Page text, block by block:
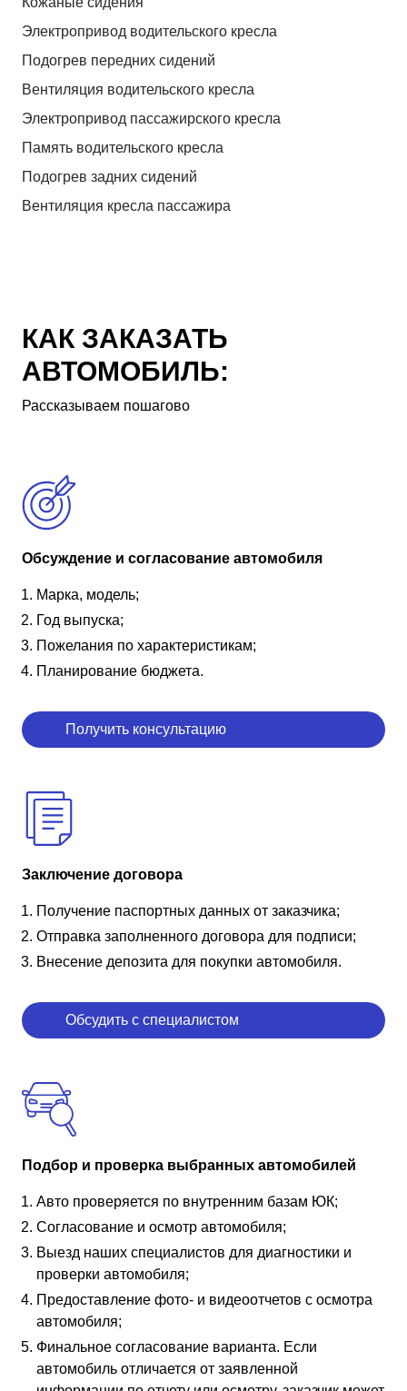
Электропривод водительского кресла
Подогрев передних сидений
Вентиляция водительского кресла
Электропривод пассажирского кресла
Память водительского кресла
Подогрев задних сидений
Вентиляция кресла пассажира
КАК ЗАКАЗАТЬ
АВТОМОБИЛЬ:
Рассказываем пошагово
Обсуждение и согласование автомобиля
Марка, модель;
Год выпуска;
Пожелания по характеристикам;
Планирование бюджета.
Получить консультацию
Заключение договора
Получение паспортных данных от заказчика;
Отправка заполненного договора для подписи;
Внесение депозита для покупки автомобиля.
Обсудить с специалистом
Подбор и проверка выбранных автомобилей
Авто проверяется по внутренним базам ЮК;
Согласование и осмотр автомобиля;
Выезд наших специалистов для диагностики и
проверки автомобиля;
Предоставление фото- и видеоотчетов с осмотра
автомобиля;
Финальное согласование варианта. Если
автомобиль отличается от заявленной